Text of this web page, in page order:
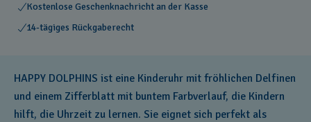
Kostenlose Geschenknachricht an der Kasse
14-tägiges Rückgaberecht
HAPPY DOLPHINS ist eine Kinderuhr mit fröhlichen Delfinen
und einem Zifferblatt mit buntem Farbverlauf, die Kindern
hilft, die Uhrzeit zu lernen. Sie eignet sich perfekt als